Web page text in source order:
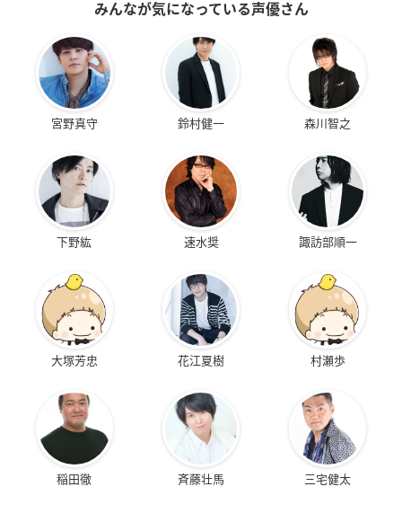
みんなが気になっている声優さん
宮野真守 鈴村健一 森川智之
下野紘 速水奨 諏訪部順一
大塚芳忠 花江夏樹 村瀬歩
稲田徹 斉藤壮馬 三宅健太